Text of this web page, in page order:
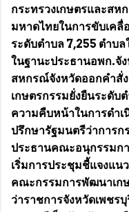
กระทรวงเกษตรและส
มหาดไทยในการขับเค
ระดับตำบล 7,255 ตำบ
ในฐานะประธานอพก.จั
สหกรณ์จังหวัดออกคำสั่
เกษตรกรรมยั่งยืนระดับ
ความคืบหน้าในการดำ
ปรึกษารัฐมนตรีว่าการก
ประธานคณะอนุกรรมก
เริ่มการประชุมชี้แจงแน
คณะกรรมการพัฒนาเก
ว่าราชการจังหวัดเพช